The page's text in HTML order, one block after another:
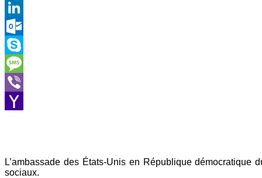
Gmail
LinkedIn
Outlook.com
Skype
Message
Viber
L’ambassade des États-Unis en République
sociaux.